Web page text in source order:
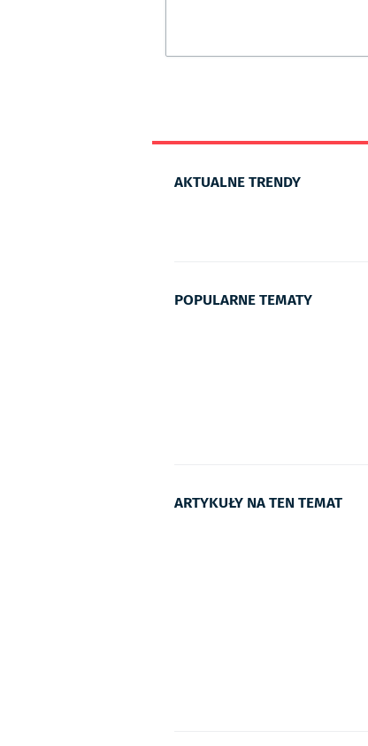
AKTUALNE TRENDY
POPULARNE TEMATY
ARTYKUŁY NA TEN TEMAT